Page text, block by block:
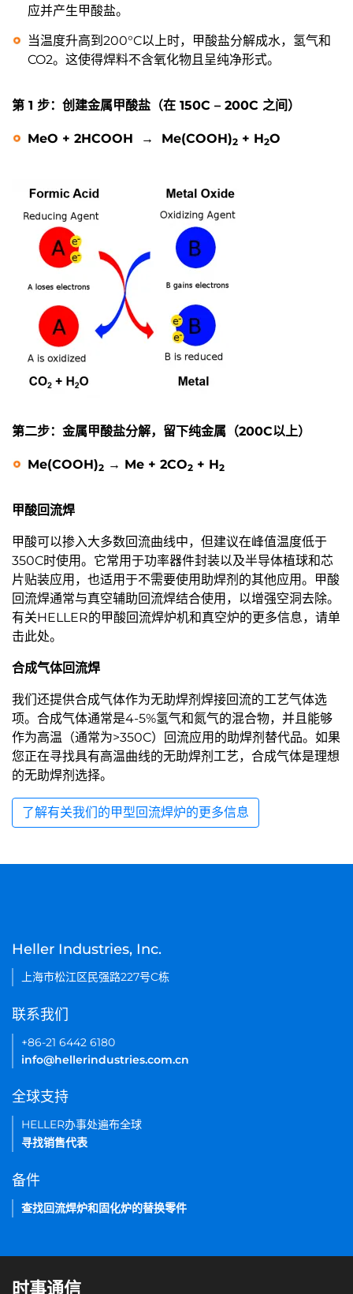
应并产生甲酸盐。
当温度升高到200°C以上时，甲酸盐分解成水，氢气和
CO2。这使得焊料不含氧化物且呈纯净形式。
第 1 步：创建金属甲酸盐（在 150C – 200C 之间）
MeO + 2HCOOH → Me(COOH)2 + H2O
第二步：金属甲酸盐分解，留下纯金属（200C以上）
Me(COOH)2 → Me + 2CO2 + H2
甲酸回流焊
甲酸可以掺入大多数回流曲线中，但建议在峰值温度低于
350C时使用。它常用于功率器件封装以及半导体植球和芯
片贴装应用，也适用于不需要使用助焊剂的其他应用。甲酸
回流焊通常与真空辅助回流焊结合使用，以增强空洞去除。
有关HELLER的甲酸回流焊炉机和真空炉的更多信息，请单
击此处。
合成气体回流焊
我们还提供合成气体作为无助焊剂焊接回流的工艺气体选
项。合成气体通常是4-5%氢气和氮气的混合物，并且能够
作为高温（通常为>350C）回流应用的助焊剂替代品。如果
您正在寻找具有高温曲线的无助焊剂工艺，合成气体是理想
的无助焊剂选择。
了解有关我们的甲型回流焊炉的更多信息
Heller Industries, Inc.
上海市松江区民强路227号C栋
联系我们
+86-21 6442 6180
info@hellerindustries.com.cn
全球支持
HELLER办事处遍布全球
寻找销售代表
备件
查找回流焊炉和固化炉的替换零件
时事通信